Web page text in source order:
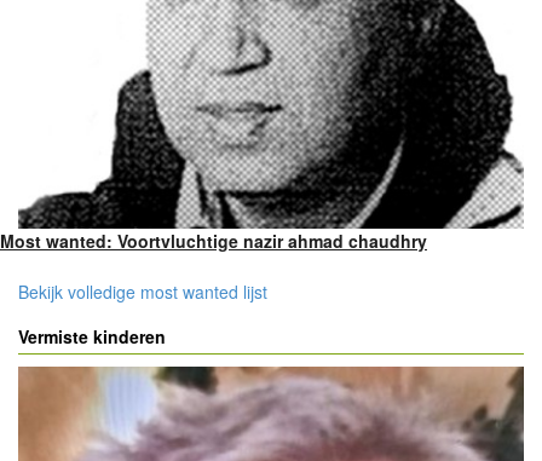
Most wanted: Voortvluchtige nazir ahmad chaudhry
Bekijk volledige most wanted lijst
Vermiste kinderen